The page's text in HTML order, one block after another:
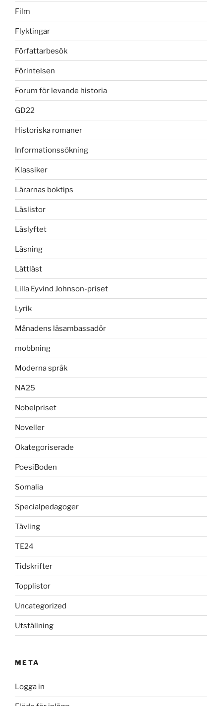
Film
Flyktingar
Författarbesök
Förintelsen
Forum för levande historia
GD22
Historiska romaner
Informationssökning
Klassiker
Lärarnas boktips
Läslistor
Läslyftet
Läsning
Lättläst
Lilla Eyvind Johnson-priset
Lyrik
Månadens läsambassadör
mobbning
Moderna språk
NA25
Nobelpriset
Noveller
Okategoriserade
PoesiBoden
Somalia
Specialpedagoger
Tävling
TE24
Tidskrifter
Topplistor
Uncategorized
Utställning
META
Logga in